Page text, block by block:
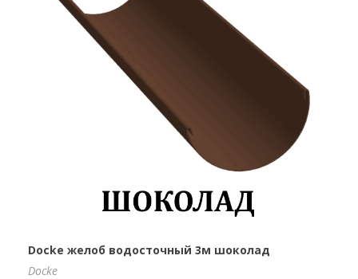
Docke желоб водосточный 3м шоколад
Docke